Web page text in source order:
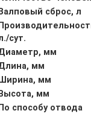
сброс, л
сут.
мм
мм
мм
мм
способу отвода